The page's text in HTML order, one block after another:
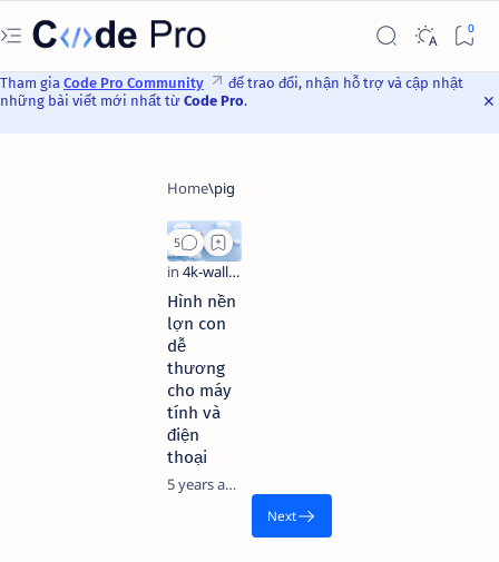
Tham gia Code Pro Community
để trao đổi, nhận hỗ trợ và cập nhật
những bài viết mới nhất từ Code Pro.
Hình nền
lợn con
dễ
thương
cho máy
tính và
điện
thoại
5 years ago